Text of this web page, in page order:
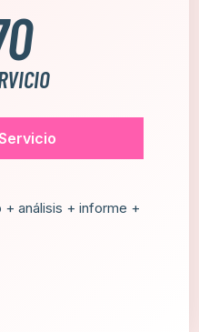
análisis + informe +